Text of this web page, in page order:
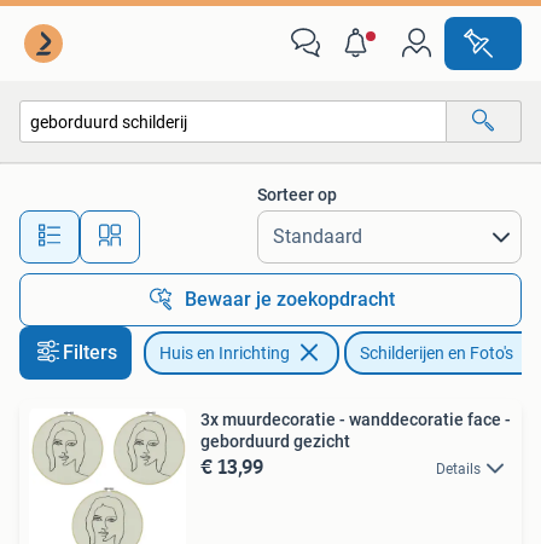
Alle afstanden…
Sorteer op
Bewaar je zoekopdracht
Filters Huis en Inrichting Schilderijen en Foto's
3x muurdecoratie - wanddecoratie face -
geborduurd gezicht
€ 13,99 Details